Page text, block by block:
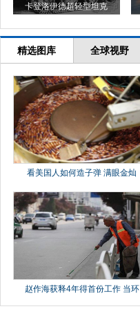
卡登洛伊德超轻型坦克
精选图库 全球视野
看美国人如何造子弹 满眼金灿
赵作海获释4年得首份工作 当环